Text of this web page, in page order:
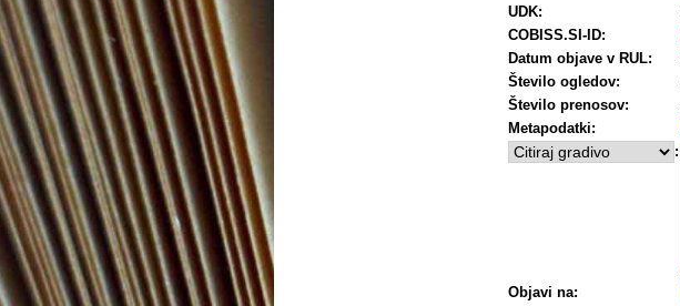
UDK:
COBISS.SI-ID:
Datum objave v RUL:
Število ogledov:
Število prenosov:
Metapodatki:
:
Objavi na: